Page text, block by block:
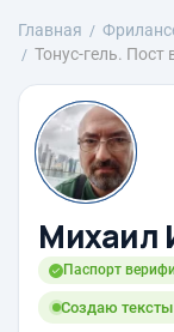
Главная
Тонус-гель. Пост
Михаил
Паспорт
Создаю тексты